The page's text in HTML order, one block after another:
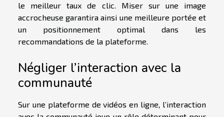
le meilleur taux de clic. Miser sur une image
accrocheuse garantira ainsi une meilleure portée et
un positionnement optimal dans les
recommandations de la plateforme.
Négliger l’interaction avec la
communauté
Sur une plateforme de vidéos en ligne, l’interaction